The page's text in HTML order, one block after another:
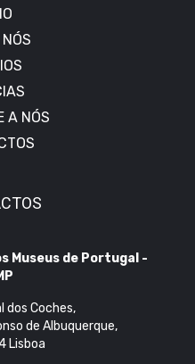
A NÓS
Museus de Portugal -
dos Coches,
de Albuquerque,
Lisboa